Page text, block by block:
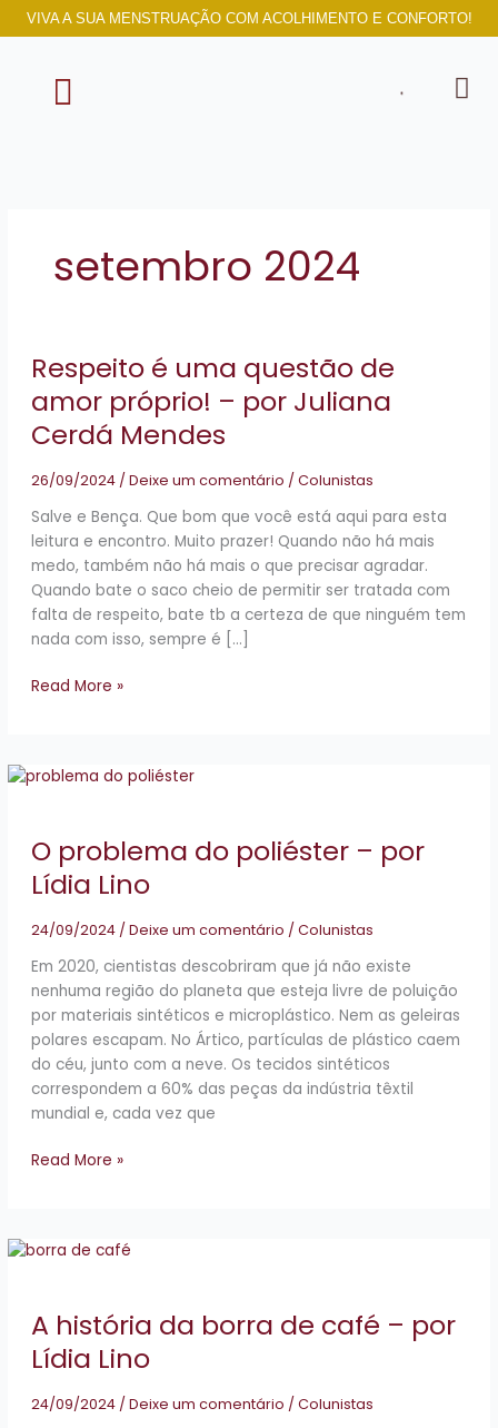
para
conteúdo
VIVA A SUA MENSTRUAÇÃO COM ACOLHIMENTO E CONFORTO!
setembro 2024
Respeito é uma questão de
amor próprio! – por Juliana
Cerdá Mendes
26/09/2024 / Deixe um comentário / Colunistas
Salve e Bença. Que bom que você está aqui para esta
leitura e encontro. Muito prazer! Quando não há mais
medo, também não há mais o que precisar agradar.
Quando bate o saco cheio de permitir ser tratada com
falta de respeito, bate tb a certeza de que ninguém tem
nada com isso, sempre é […]
é
questão
de
próprio!
–
por
Juliana
Cerdá
Mendes
Read More »
O problema do poliéster – por
Lídia Lino
24/09/2024 / Deixe um comentário / Colunistas
Em 2020, cientistas descobriram que já não existe
nenhuma região do planeta que esteja livre de poluição
por materiais sintéticos e microplástico. Nem as geleiras
polares escapam. No Ártico, partículas de plástico caem
do céu, junto com a neve. Os tecidos sintéticos
correspondem a 60% das peças da indústria têxtil
mundial e, cada vez que
O
poliéster
–
por
Lídia
Read More »
A história da borra de café – por
Lídia Lino
24/09/2024 / Deixe um comentário / Colunistas
A
borra
de
café
–